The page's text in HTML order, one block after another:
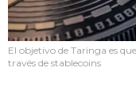
El objetivo de Taringa es
través de stablecoins